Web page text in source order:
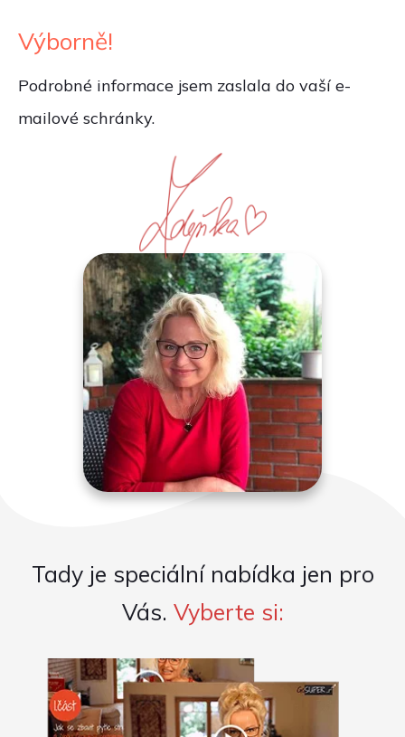
Výborně!
Podrobné informace jsem zaslala do vaší e-
mailové schránky.
Tady je speciální nabídka jen pro
Vás. Vyberte si: